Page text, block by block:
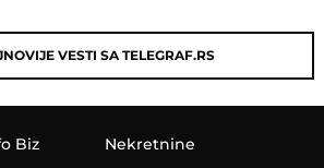
VESTI SA TELEGRAF.RS
Biz Nekretnine